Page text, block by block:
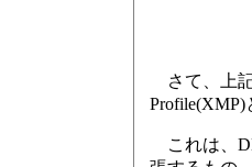
さて、上記
Profile(XMP)
これは、